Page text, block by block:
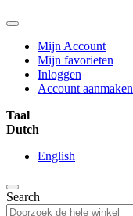
Mijn Account
Mijn favorieten
Inloggen
Account aanmaken
Taal
Dutch
English
Search